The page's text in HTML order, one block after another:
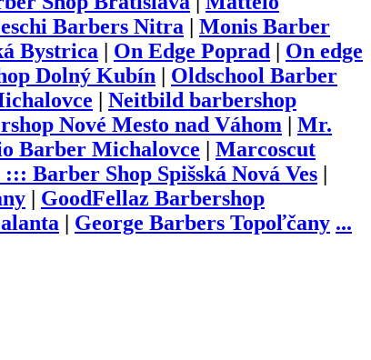
Barbers Nitra
Monis Barber
Bystrica On Edge Poprad
On edge
Dolný Kubín
Oldschool Barber
Neitbild barbershop
Nové Mesto nad Váhom
Mr.
Barber Michalovce
Marcoscut
Barber Shop Spišská Nová Ves
GoodFellaz Barbershop
George Barbers Topoľčany ...